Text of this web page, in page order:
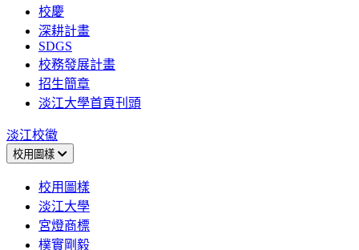
校慶
深耕計畫
SDGS
校務發展計畫
招生簡章
淡江大學首頁刊頭
淡江校徽
校用圖樣
校用圖樣
淡江大學
宮燈商標
樸實剛毅